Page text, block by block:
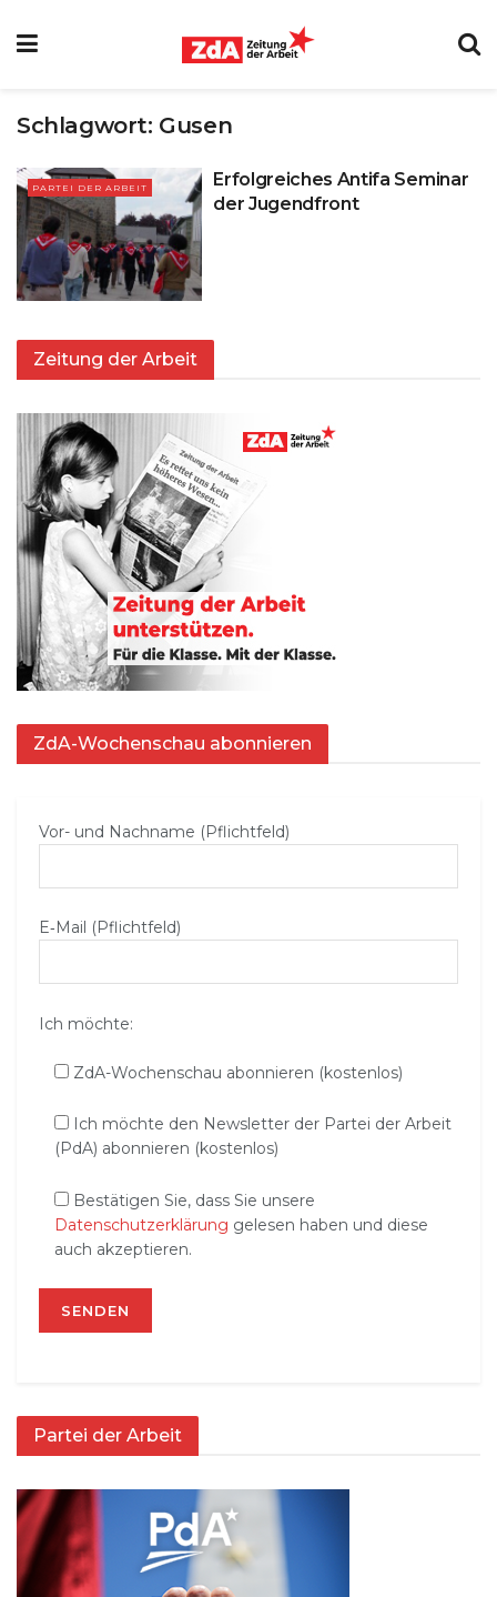
Schlagwort: Gusen
PARTEI DER ARBEIT
Erfolgreiches Antifa Seminar
der Jugendfront
Zeitung der Arbeit
ZdA-Wochenschau abonnieren
Vor- und Nachname (Pflichtfeld)
E‑Mail (Pflichtfeld)
Ich möchte:
ZdA-Wochenschau abonnieren (kostenlos)
Ich möchte den Newsletter der Partei der Arbeit
(PdA) abonnieren (kostenlos)
Bestätigen Sie, dass Sie unsere
Datenschutzerklärung gelesen haben und diese
auch akzeptieren.
Partei der Arbeit